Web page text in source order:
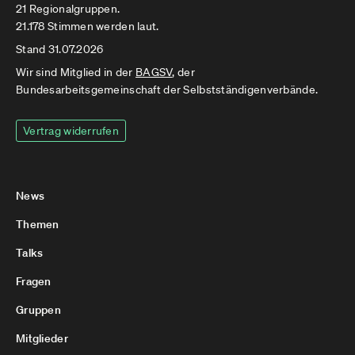
21 Regionalgruppen.
21.178 Stimmen werden laut.
Stand 31.07.2026
Wir sind Mitglied in der BAGSV, der
Bundesarbeitsgemeinschaft der Selbstständigenverbände.
Vertrag widerrufen
News
Themen
Talks
Fragen
Gruppen
Mitglieder